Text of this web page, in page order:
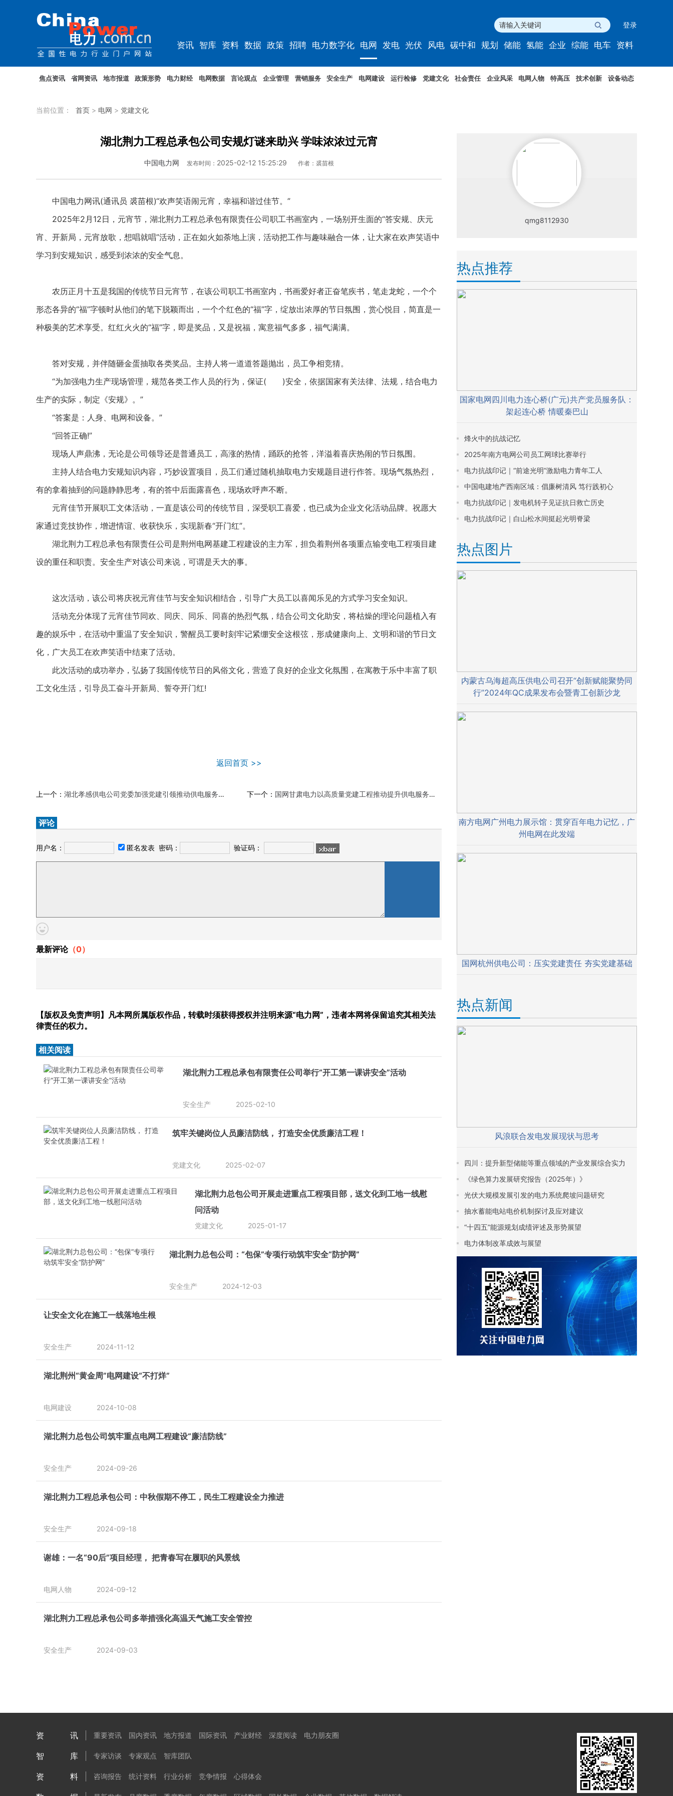
登录
资讯 智库 资料 数据 政策 招聘 电力数字化 电网 发电 光伏 风电 碳中和 规划 储能 氢能 企业 综能 电车 资料
焦点资讯 省网资讯 地市报道 政策形势 电力财经 电网数据 言论观点 企业管理 营销服务 安全生产 电网建设 运行检修 党建文化 社会责任 企业风采 电网人物 特高压 技术创新 设备动态
当前位置： 首页 > 电网 > 党建文化
湖北荆力工程总承包公司安规灯谜来助兴 学味浓浓过元宵
中国电力网 发布时间： 2025-02-12 15:25:29 作者：裘苗根
中国电力网讯(通讯员 裘苗根)“欢声笑语闹元宵，幸福和谐过佳节。”
2025年2月12日，元宵节，湖北荆力工程总承包有限责任公司职工书画室内，一场别开生面的“答安规、庆元
宵、开新局，元宵放歌，想唱就唱”活动，正在如火如荼地上演，活动把工作与趣味融合一体，让大家在欢声笑语中
学习到安规知识，感受到浓浓的安全气息。
农历正月十五是我国的传统节日元宵节，在该公司职工书画室内，书画爱好者正奋笔疾书，笔走龙蛇，一个个
形态各异的“福”字顿时从他们的笔下脱颖而出，一个个红色的“福”字，绽放出浓厚的节日氛围，赏心悦目，简直是一
种极美的艺术享受。红红火火的“福”字，即是奖品，又是祝福，寓意福气多多，福气满满。
答对安规，并伴随砸金蛋抽取各类奖品。主持人将一道道答题抛出，员工争相竞猜。
“为加强电力生产现场管理，规范各类工作人员的行为，保证( )安全，依据国家有关法律、法规，结合电力
生产的实际，制定《安规》。”
“答案是：人身、电网和设备。”
“回答正确!”
现场人声鼎沸，无论是公司领导还是普通员工，高涨的热情，踊跃的抢答，洋溢着喜庆热闹的节日氛围。
主持人结合电力安规知识内容，巧妙设置项目，员工们通过随机抽取电力安规题目进行作答。现场气氛热烈，
有的拿着抽到的问题静静思考，有的答中后面露喜色，现场欢呼声不断。
元宵佳节开展职工文体活动，一直是该公司的传统节目，深受职工喜爱，也已成为企业文化活动品牌。祝愿大
家通过竞技协作，增进情谊、收获快乐，实现新春“开门红”。
湖北荆力工程总承包有限责任公司是荆州电网基建工程建设的主力军，担负着荆州各项重点输变电工程项目建
设的重任和职责。安全生产对该公司来说，可谓是天大的事。
这次活动，该公司将庆祝元宵佳节与安全知识相结合，引导广大员工以喜闻乐见的方式学习安全知识。
活动充分体现了元宵佳节同欢、同庆、同乐、同喜的热烈气氛，结合公司文化助安，将枯燥的理论问题植入有
趣的娱乐中，在活动中重温了安全知识，警醒员工要时刻牢记紧绷安全这根弦，形成健康向上、文明和谐的节日文
化，广大员工在欢声笑语中结束了活动。
此次活动的成功举办，弘扬了我国传统节日的风俗文化，营造了良好的企业文化氛围，在寓教于乐中丰富了职
工文化生活，引导员工奋斗开新局、誓夺开门红!
返回首页 >>
上一个： 湖北孝感供电公司党委加强党建引领推动供电服务升级 下一个： 国网甘肃电力以高质量党建工程推动提升供电服务水平
评论
用户名： 匿名发表 密码： 验证码：
最新评论（0）
【版权及免责声明】凡本网所属版权作品，转载时须获得授权并注明来源“电力网”，违者本网将保留追究其相关法
律责任的权力。
相关阅读
湖北荆力工程总承包有限责任公司举行“开工第一课讲安全”活动
安全生产 2025-02-10
筑牢关键岗位人员廉洁防线， 打造安全优质廉洁工程！
党建文化 2025-02-07
湖北荆力总包公司开展走进重点工程项目部，送文化到工地一线慰
问活动
党建文化 2025-01-17
湖北荆力总包公司：“包保”专项行动筑牢安全“防护网”
安全生产 2024-12-03
让安全文化在施工一线落地生根
安全生产 2024-11-12
湖北荆州“黄金周”电网建设“不打烊”
电网建设 2024-10-08
湖北荆力总包公司筑牢重点电网工程建设“廉洁防线”
安全生产 2024-09-26
湖北荆力工程总承包公司：中秋假期不停工，民生工程建设全力推进
安全生产 2024-09-18
谢雄：一名“90后”项目经理， 把青春写在履职的风景线
电网人物 2024-09-12
湖北荆力工程总承包公司多举措强化高温天气施工安全管控
安全生产 2024-09-03
qmg8112930
热点推荐
国家电网四川电力连心桥(广元)共产党员服务队：
架起连心桥 情暖秦巴山
烽火中的抗战记忆
2025年南方电网公司员工网球比赛举行
电力抗战印记｜“前途光明”激励电力青年工人
中国电建地产西南区域：倡廉树清风 笃行践初心
电力抗战印记｜发电机转子见证抗日救亡历史
电力抗战印记｜白山松水间挺起光明脊梁
热点图片
内蒙古乌海超高压供电公司召开“创新赋能聚势同
行”2024年QC成果发布会暨青工创新沙龙
南方电网广州电力展示馆：贯穿百年电力记忆，广
州电网在此发端
国网杭州供电公司：压实党建责任 夯实党建基础
热点新闻
风浪联合发电发展现状与思考
四川：提升新型储能等重点领域的产业发展综合实力
《绿色算力发展研究报告（2025年）》
光伏大规模发展引发的电力系统爬坡问题研究
抽水蓄能电站电价机制探讨及应对建议
“十四五”能源规划成绩评述及形势展望
电力体制改革成效与展望
资讯 重要资讯 国内资讯 地方报道 国际资讯 产业财经 深度阅读 电力朋友圈
智库 专家访谈 专家观点 智库团队
资料 咨询报告 统计资料 行业分析 竞争情报 心得体会